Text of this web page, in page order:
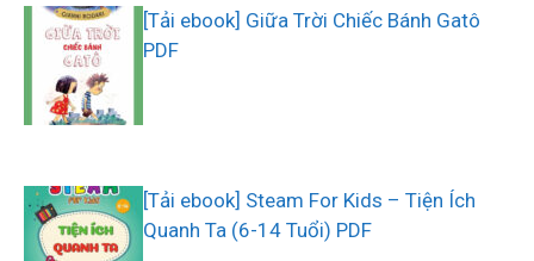
[Tải ebook] Giữa Trời Chiếc Bánh Gatô
PDF
[Tải ebook] Steam For Kids – Tiện Ích
Quanh Ta (6-14 Tuổi) PDF